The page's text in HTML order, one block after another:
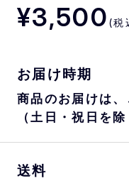
¥3,500 (税
お届け時期
商品のお届けは
（土日・祝日を
送料